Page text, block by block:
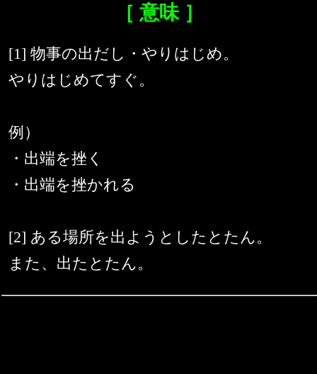
［ 意味 ］
[1] 物事の出だし・やりはじめ。
やりはじめてすぐ。
例）
・出端を挫く
・出端を挫かれる
[2] ある場所を出ようとしたとたん。
また、出たとたん。